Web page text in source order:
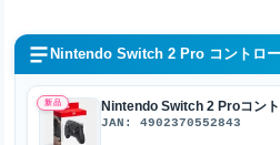
Nintendo Switch 2 Pro コントロ
新品 Nintendo Switch 2 Proコン
JAN: 4902370552843